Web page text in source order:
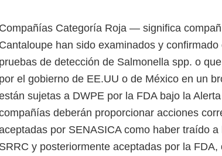
Compañías Categoría Roja ― significa
Cantaloupe han sido examinados y
pruebas de detección de Salmonella spp. o
por el gobierno de EE.UU o de México en un
sujetas a DWPE por la FDA bajo la
deberán proporcionar acciones
por SENASICA como haber traído
SRRC y posteriormente aceptadas por la